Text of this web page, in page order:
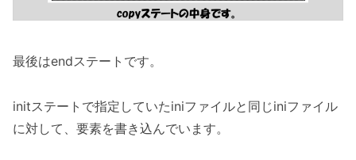
最後はendステートです。
initステートで指定していたiniファイルと同じiniファイル
に対して、要素を書き込んでいます。